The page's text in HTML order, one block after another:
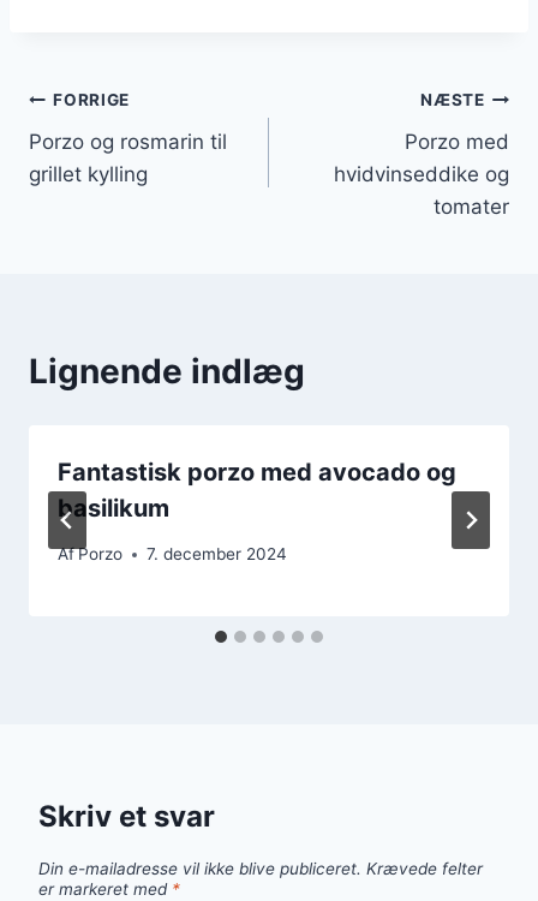
Indlægsnavigation
FORRIGE
Porzo og rosmarin til
grillet kylling
NÆSTE
Porzo med
hvidvinseddike og
tomater
Lignende indlæg
Fantastisk porzo med avocado og
basilikum
AfPorzo 7. december 2024
Skriv et svar
Din e-mailadresse vil ikke blive publiceret. Krævede felter
er markeret med *